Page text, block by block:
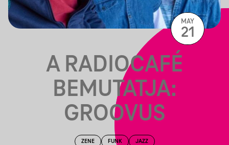
A RADIOCAFÉ
BEMUTATJA:
GROOVUS
ZENE FUNK JAZZ
MAY
21